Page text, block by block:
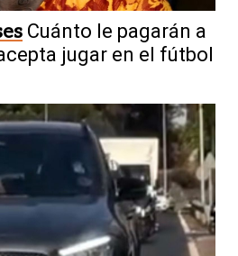
Cuánto le pagarán a
jugar en el fútbol